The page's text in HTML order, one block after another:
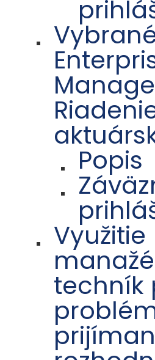
Popis
Využitie
techník